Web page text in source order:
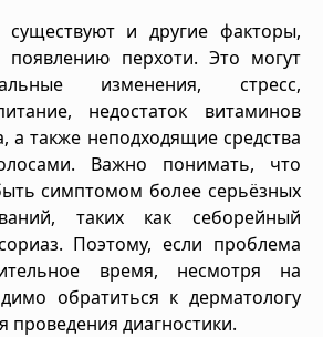
и другие факторы,
появлению перхоти. Это могут
изменения, стресс,
недостаток витаминов
а также неподходящие средства
Важно понимать, что
симптомом более серьёзных
таких как себорейный
Поэтому, если проблема
время, несмотря на
обратиться к дерматологу
проведения диагностики.